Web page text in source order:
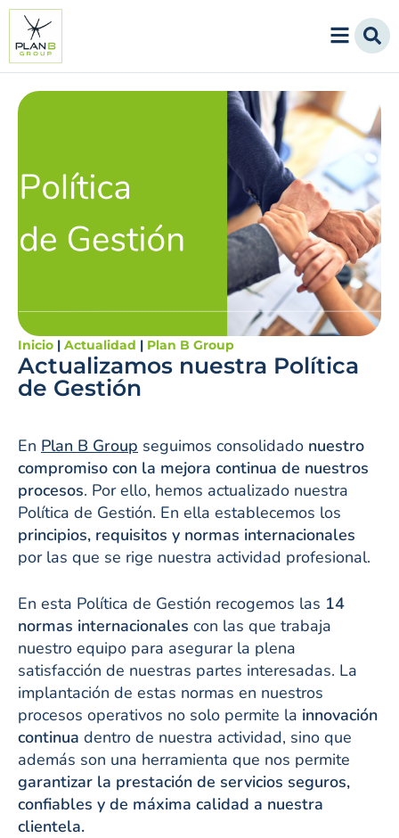
Inicio | Actualidad | Plan B Group
Actualizamos nuestra Política
de Gestión
En Plan B Group seguimos consolidado nuestro
compromiso con la mejora continua de nuestros
procesos. Por ello, hemos actualizado nuestra
Política de Gestión. En ella establecemos los
principios, requisitos y normas internacionales
por las que se rige nuestra actividad profesional.
En esta Política de Gestión recogemos las 14
normas internacionales con las que trabaja
nuestro equipo para asegurar la plena
satisfacción de nuestras partes interesadas. La
implantación de estas normas en nuestros
procesos operativos no solo permite la innovación
continua dentro de nuestra actividad, sino que
además son una herramienta que nos permite
garantizar la prestación de servicios seguros,
confiables y de máxima calidad a nuestra
clientela.